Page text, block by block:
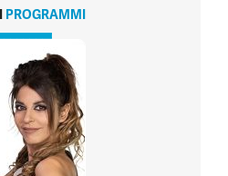
PROGRAMMI